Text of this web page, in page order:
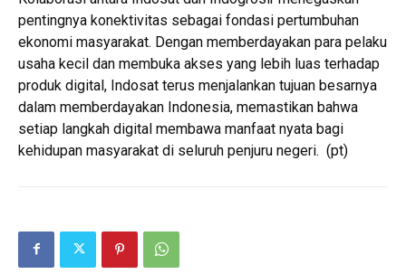
pentingnya konektivitas sebagai fondasi pertumbuhan
ekonomi masyarakat. Dengan memberdayakan para pelaku
usaha kecil dan membuka akses yang lebih luas terhadap
produk digital, Indosat terus menjalankan tujuan besarnya
dalam memberdayakan Indonesia, memastikan bahwa
setiap langkah digital membawa manfaat nyata bagi
kehidupan masyarakat di seluruh penjuru negeri. (pt)